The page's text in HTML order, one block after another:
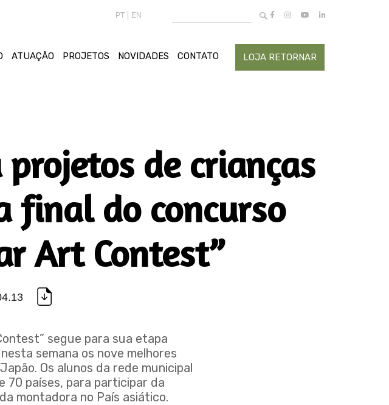
PT EN
ATUAÇÃO PROJETOS NOVIDADES CONTATO LOJA RETORNAR
de crianças
final do concurso
Art Contest”
segue para sua etapa
semana os nove melhores
Os alunos da rede municipal
70 países, para participar da
montadora no País asiático.